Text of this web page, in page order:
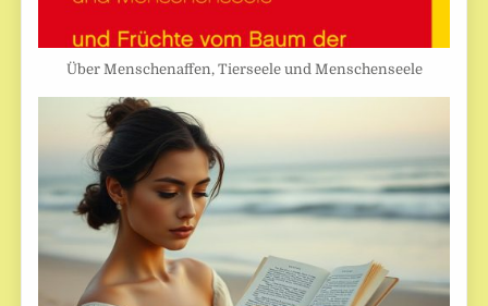
Über Menschenaffen, Tierseele und Menschenseele